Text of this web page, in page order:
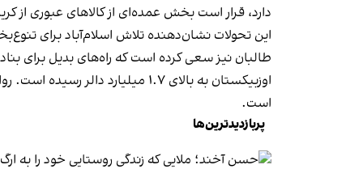
دارد، قرار است بخش عمده‌ای از کالاهای عبوری از
این تحولات نشان‌دهنده تلاش اسلام‌آباد برای
طالبان نیز سعی کرده است که راه‌های بدیل برای
اوزبیکستان به بالای ۱.۷
است.
پربازدیدترین‌ها